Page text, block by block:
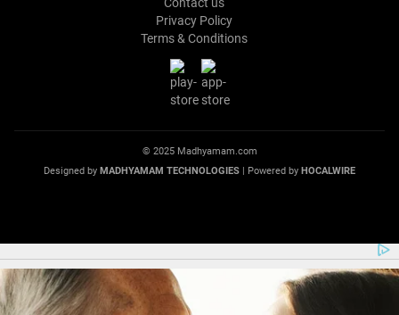
Contact us
Privacy Policy
Terms & Conditions
© 2025 Madhyamam.com
Designed by MADHYAMAM TECHNOLOGIES | Powered by HOCALWIRE